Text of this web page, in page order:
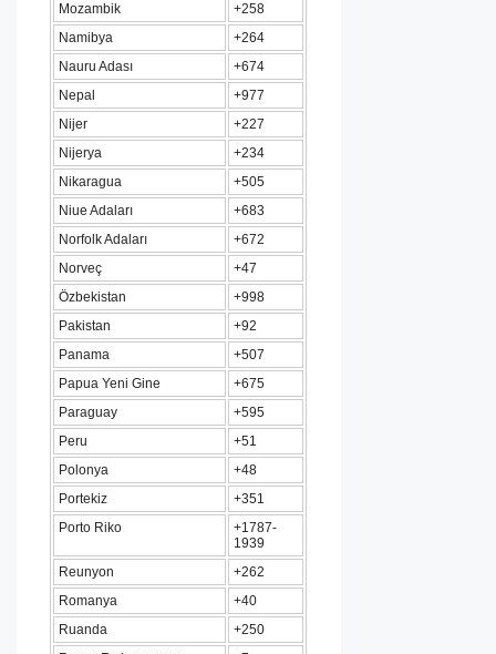
Mozambik
+258
Namibya
+264
Nauru Adası
+674
Nepal
+977
Nijer
+227
Nijerya
+234
Nikaragua
+505
Niue Adaları
+683
Norfolk Adaları
+672
Norveç
+47
Özbekistan
+998
Pakistan
+92
Panama
+507
Papua Yeni Gine
+675
Paraguay
+595
Peru
+51
Polonya
+48
Portekiz
+351
Porto Riko
+1787-
1939
Reunyon
+262
Romanya
+40
Ruanda
+250